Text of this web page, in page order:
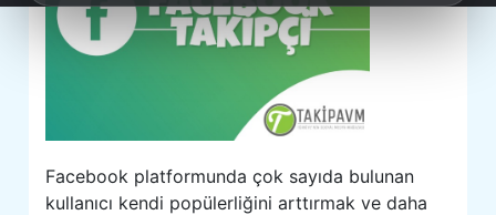
Facebook platformunda çok sayıda bulunan
kullanıcı kendi popülerliğini arttırmak ve daha